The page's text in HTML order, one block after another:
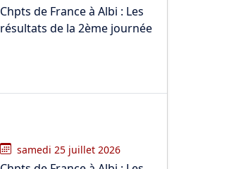
Chpts de France à Albi : Les
résultats de la 2ème journée
samedi 25 juillet 2026